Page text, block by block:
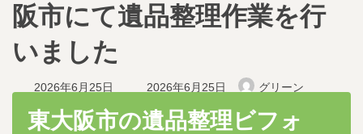
阪市にて遺品整理作業を行
いました
2026年6月25日
最
終
更
新
2026年6月25日 グリーン
東大阪市の遺品整理ビフォ